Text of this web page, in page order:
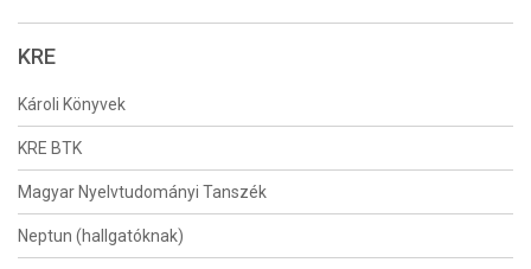
KRE
Károli Könyvek
KRE BTK
Magyar Nyelvtudományi Tanszék
Neptun (hallgatóknak)